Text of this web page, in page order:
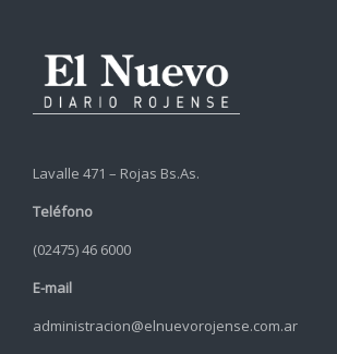
Lavalle 471 – Rojas Bs.As.
Teléfono
(02475) 46 6000
E-mail
administracion@elnuevorojense.com.ar